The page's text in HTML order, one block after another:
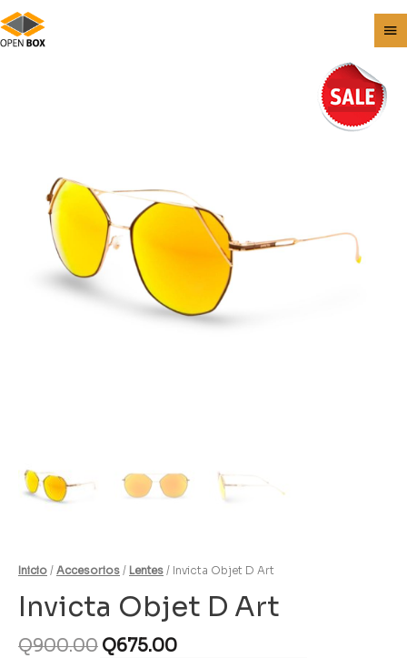
Inicio / Accesorios / Lentes / Invicta Objet D Art
Invicta Objet D Art
Q900.00 Q675.00